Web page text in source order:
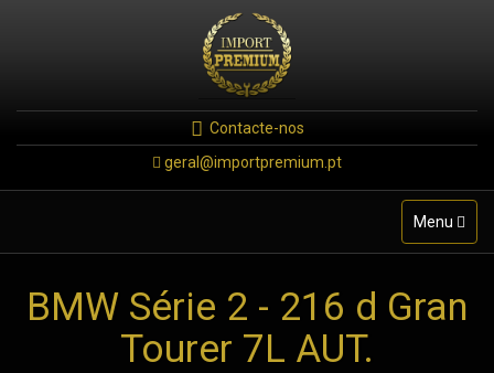
Contacte-nos
geral@importpremium.pt
Toggle
navigation
Menu
BMW Série 2 - 216 d Gran
Tourer 7L AUT.